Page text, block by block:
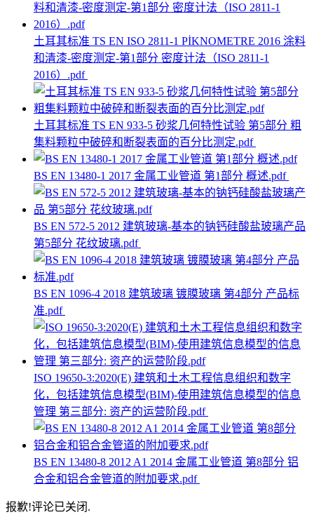
土耳其标准 TS EN ISO 2811-1 PİKNOMETRE 2016 涂料
和清漆-密度测定-第1部分 密度计法（ISO 2811-1
2016）.pdf
土耳其标准 TS EN 933-5 砂浆几何特性试验 第5部分 粗
集料颗粒中破碎和断裂表面的百分比测定.pdf
BS EN 13480-1 2017 金属工业管道 第1部分 概述.pdf
BS EN 572-5 2012 建筑玻璃-基本的钠钙硅酸盐玻璃产品
第5部分 花纹玻璃.pdf
BS EN 1096-4 2018 建筑玻璃 镀膜玻璃 第4部分 产品标
准.pdf
ISO 19650-3:2020(E) 建筑和土木工程信息组织和数字
化，包括建筑信息模型(BIM)-使用建筑信息模型的信息
管理 第三部分: 资产的运营阶段.pdf
BS EN 13480-8 2012 A1 2014 金属工业管道 第8部分 铝
合金和铝合金管道的附加要求.pdf
报歉!评论已关闭.